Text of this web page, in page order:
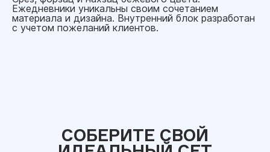
Ежедневники уникальны своим сочетанием
материала и дизайна. Внутренний блок разработан
с учетом пожеланий клиентов.
СОБЕРИТЕ СВОЙ